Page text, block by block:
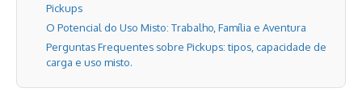
Pickups
O Potencial do Uso Misto: Trabalho, Família e Aventura
Perguntas Frequentes sobre Pickups: tipos, capacidade de
carga e uso misto.